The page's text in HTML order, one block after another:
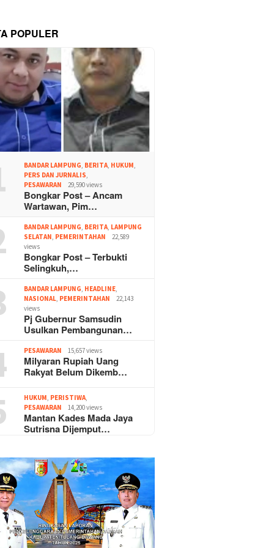
POPULER
BANDAR LAMPUNG BERITA HUKUM
PERS DAN JURNALIS
PESAWARAN
29,590 views
Bongkar Post – Ancam
Wartawan, Pim…
BANDAR LAMPUNG BERITA LAMPUNG
SELATAN PEMERINTAHAN
22,589
views
Bongkar Post – Terbukti
Selingkuh,…
BANDAR LAMPUNG HEADLINE
NASIONAL PEMERINTAHAN
22,143
views
Pj Gubernur Samsudin
Usulkan Pembangunan…
PESAWARAN 15,657 views
Milyaran Rupiah Uang
Rakyat Belum Dikemb…
HUKUM PERISTIWA
PESAWARAN
14,200 views
Mantan Kades Mada Jaya
Sutrisna Dijemput…